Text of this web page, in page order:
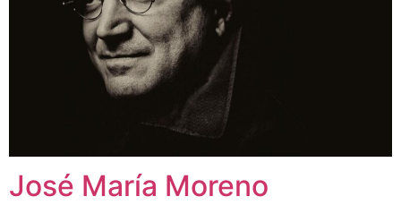
José María Moreno